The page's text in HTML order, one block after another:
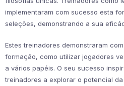
implementaram com sucesso esta
seleções, demonstrando a sua
Estes treinadores demonstraram
formação, como utilizar jogadores
a vários papéis. O seu sucesso
treinadores a explorar o potencial